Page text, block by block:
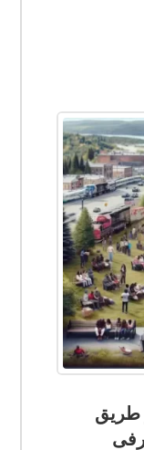
طریق